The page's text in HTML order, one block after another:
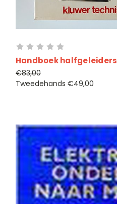
Handboek halfgeleiders
€83,00
Tweedehands €49,00